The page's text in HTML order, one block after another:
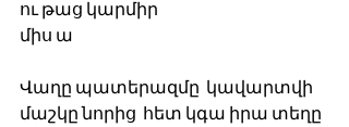
ու թաց կարմիր
միս ա
Վաղը պատերազմը  կավարտվի
մաշկը նորից  հետ կգա իրա տեղը